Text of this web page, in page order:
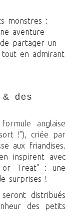
monstres :
aventure
partager un
en admirant
anglaise
!"), criée par
aux friandises.
inspirent avec
or Treat" : une
surprises !
distribués
des petits